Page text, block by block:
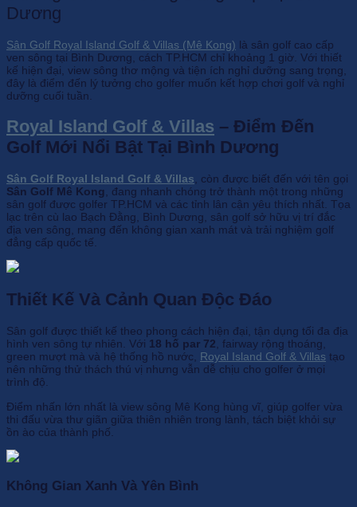
Dương
Sân Golf Royal Island Golf & Villas (Mê Kong) là sân golf cao cấp
ven sông tại Bình Dương, cách TP.HCM chỉ khoảng 1 giờ. Với thiết
kế hiện đại, view sông thơ mộng và tiện ích nghỉ dưỡng sang trọng,
đây là điểm đến lý tưởng cho golfer muốn kết hợp chơi golf và nghỉ
dưỡng cuối tuần.
Royal Island Golf & Villas – Điểm Đến
Golf Mới Nổi Bật Tại Bình Dương
Sân Golf Royal Island Golf & Villas , còn được biết đến với tên gọi
Sân Golf Mê Kong , đang nhanh chóng trở thành một trong những
sân golf được golfer TP.HCM và các tỉnh lân cận yêu thích nhất. Tọa
lạc trên cù lao Bạch Đằng, Bình Dương, sân golf sở hữu vị trí đắc
địa ven sông, mang đến không gian xanh mát và trải nghiệm golf
đẳng cấp quốc tế.
Thiết Kế Và Cảnh Quan Độc Đáo
Sân golf được thiết kế theo phong cách hiện đại, tận dụng tối đa địa
hình ven sông tự nhiên. Với 18 hố par 72, fairway rộng thoáng,
green mượt mà và hệ thống hồ nước, Royal Island Golf & Villas tạo
nên những thử thách thú vị nhưng vẫn dễ chịu cho golfer ở mọi
trình độ.
Điểm nhấn lớn nhất là view sông Mê Kong hùng vĩ, giúp golfer vừa
thi đấu vừa thư giãn giữa thiên nhiên trong lành, tách biệt khỏi sự
ồn ào của thành phố.
Không Gian Xanh Và Yên Bình